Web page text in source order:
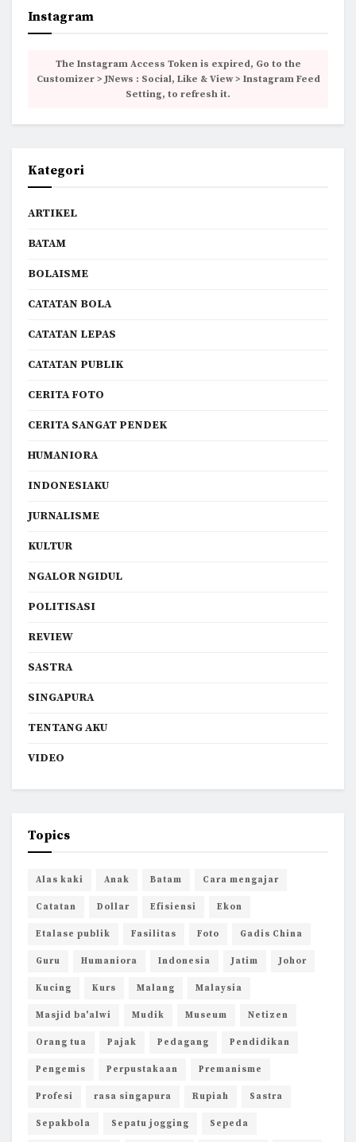
Instagram
The Instagram Access Token is expired, Go to the
Customizer > JNews : Social, Like & View > Instagram Feed
Setting, to refresh it.
Kategori
ARTIKEL
BATAM
BOLAISME
CATATAN BOLA
CATATAN LEPAS
CATATAN PUBLIK
CERITA FOTO
CERITA SANGAT PENDEK
HUMANIORA
INDONESIAKU
JURNALISME
KULTUR
NGALOR NGIDUL
POLITISASI
REVIEW
SASTRA
SINGAPURA
TENTANG AKU
VIDEO
Topics
Alas kaki Anak Batam Cara mengajar
Catatan Dollar Efisiensi Ekon
Etalase publik Fasilitas Foto Gadis China
Guru Humaniora Indonesia Jatim Johor
Kucing Kurs Malang Malaysia
Masjid ba'alwi Mudik Museum Netizen
Orang tua Pajak Pedagang Pendidikan
Pengemis Perpustakaan Premanisme
Profesi rasa singapura Rupiah Sastra
Sepakbola Sepatu jogging Sepeda